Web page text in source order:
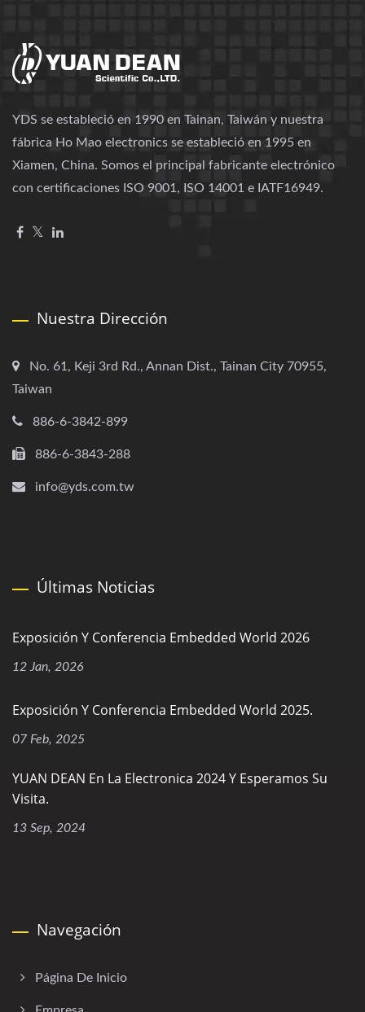
YDS se estableció en 1990 en Tainan, Taiwán y nuestra
fábrica Ho Mao electronics se estableció en 1995 en
Xiamen, China. Somos el principal fabricante electrónico
con certificaciones ISO 9001, ISO 14001 e IATF16949.
Nuestra Dirección
No. 61, Keji 3rd Rd., Annan Dist., Tainan City 70955,
Taiwan
886-6-3842-899
886-6-3843-288
info@yds.com.tw
Últimas Noticias
Exposición Y Conferencia Embedded World 2026
12 Jan, 2026
Exposición Y Conferencia Embedded World 2025.
07 Feb, 2025
YUAN DEAN En La Electronica 2024 Y Esperamos Su
Visita.
13 Sep, 2024
Navegación
Página De Inicio